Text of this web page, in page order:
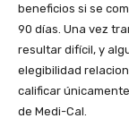
beneficios si se
90 días. Una vez
resultar difícil, y
elegibilidad
calificar
de Medi-Cal.